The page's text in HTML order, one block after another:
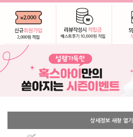
상세정보 새창 열기